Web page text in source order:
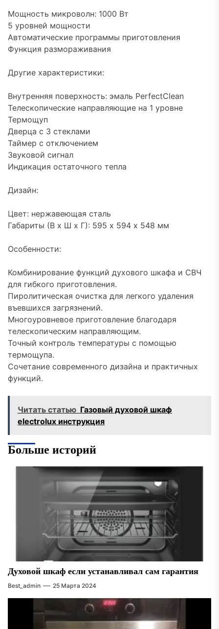
Мощность микроволн: 1000 Вт
5 уровней мощности
Автоматические программы приготовления
Функция размораживания
Другие характеристики:
Внутренняя поверхность: эмаль PerfectClean
Телескопические направляющие на 1 уровне
Термощуп
Дверца с 3 стеклами
Таймер с отключением
Звуковой сигнал
Индикация остаточного тепла
Дизайн:
Цвет: нержавеющая сталь
Габариты (В х Ш х Г): 595 х 594 х 548 мм
Особенности:
Комбинирование функций духового шкафа и СВЧ
для гибкого приготовления.
Пиролитическая очистка для легкого удаления
въевшихся загрязнений.
Многоуровневое приготовление благодаря
телескопическим направляющим.
Точный контроль температуры с помощью
термощупа.
Сочетание современного дизайна и практичных
функций.
Читать статью Газовый духовой шкаф
electrolux инструкция
Больше историй
Духовой шкаф если устанавливал сам гарантия
Best_admin 25 Марта 2024